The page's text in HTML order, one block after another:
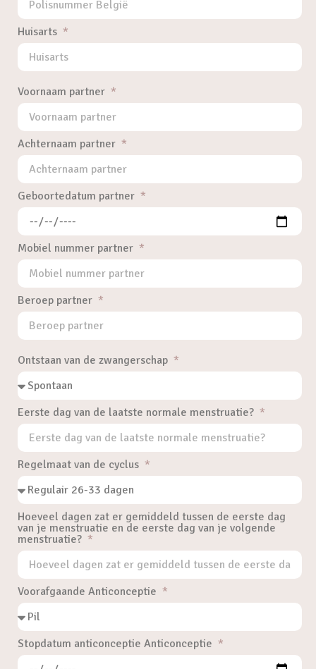
Huisarts
Voornaam partner
Achternaam partner
Geboortedatum partner
Mobiel nummer partner
Beroep partner
Ontstaan van de zwangerschap
Eerste dag van de laatste normale menstruatie?
Regelmaat van de cyclus
Hoeveel dagen zat er gemiddeld tussen de eerste dag
van je menstruatie en de eerste dag van je volgende
menstruatie?
Voorafgaande Anticonceptie
Stopdatum anticonceptie Anticonceptie